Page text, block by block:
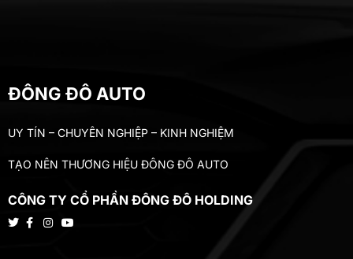
ĐÔNG ĐÔ AUTO
UY TÍN – CHUYÊN NGHIỆP – KINH NGHIỆM
TẠO NÊN THƯƠNG HIỆU ĐÔNG ĐÔ AUTO
CÔNG TY CỔ PHẦN ĐÔNG ĐÔ HOLDING